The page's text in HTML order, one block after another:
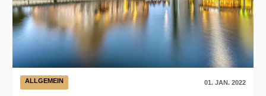
ALLGEMEIN 01. JAN. 2022